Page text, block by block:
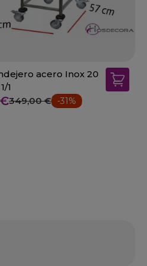
acero Inox 20
1
349,00 € -31%